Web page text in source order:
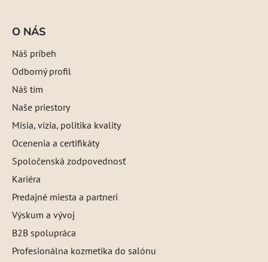
O NÁS
Náš príbeh
Odborný profil
Náš tím
Naše priestory
Misia, vízia, politika kvality
Ocenenia a certifikáty
Spoločenská zodpovednosť
Kariéra
Predajné miesta a partneri
Výskum a vývoj
B2B spolupráca
Profesionálna kozmetika do salónu